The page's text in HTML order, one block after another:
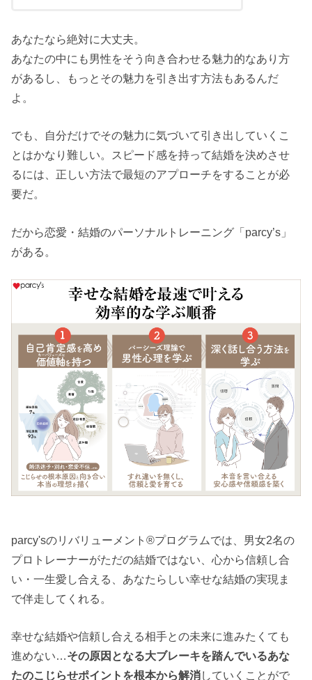
あなたなら絶対に大丈夫。
あなたの中にも男性をそう向き合わせる魅力的なあり方
があるし、もっとその魅力を引き出す方法もあるんだ
よ。
でも、自分だけでその魅力に気づいて引き出していくこ
とはかなり難しい。スピード感を持って結婚を決めさせ
るには、正しい方法で最短のアプローチをすることが必
要だ。
だから恋愛・結婚のパーソナルトレーニング「parcy’s」
がある。
parcy'sのリバリューメント®︎プログラムでは、男女2名の
プロトレーナーがただの結婚ではない、心から信頼し合
い・一生愛し合える、あなたらしい幸せな結婚の実現ま
で伴走してくれる。
幸せな結婚や信頼し合える相手との未来に進みたくても
進めない…その原因となる大ブレーキを踏んでいるあな
たのこじらせポイントを根本から解消していくことがで